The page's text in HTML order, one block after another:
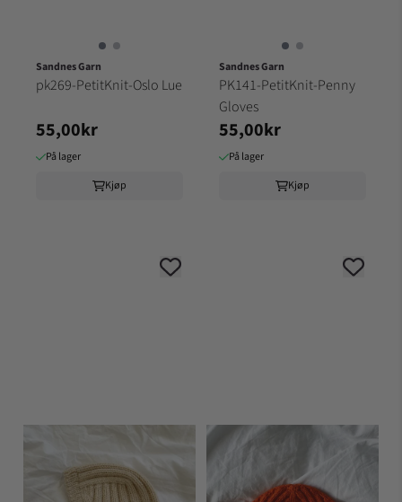
Sandnes Garn
pk269-PetitKnit-Oslo Lue
55,00kr
På lager
Kjøp
Sandnes Garn
PK141-PetitKnit-Penny
Gloves
55,00kr
På lager
Kjøp